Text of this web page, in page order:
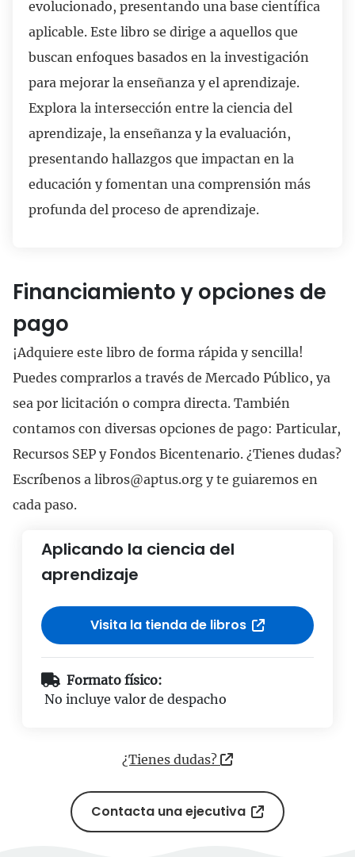
evolucionado, presentando una base científica
aplicable. Este libro se dirige a aquellos que
buscan enfoques basados en la investigación
para mejorar la enseñanza y el aprendizaje.
Explora la intersección entre la ciencia del
aprendizaje, la enseñanza y la evaluación,
presentando hallazgos que impactan en la
educación y fomentan una comprensión más
profunda del proceso de aprendizaje.
Financiamiento y opciones de
pago
¡Adquiere este libro de forma rápida y sencilla!
Puedes comprarlos a través de Mercado Público, ya
sea por licitación o compra directa. También
contamos con diversas opciones de pago: Particular,
Recursos SEP y Fondos Bicentenario. ¿Tienes dudas?
Escríbenos a libros@aptus.org y te guiaremos en
cada paso.
Aplicando la ciencia del
aprendizaje
Visita la tienda de libros
Formato físico:
No incluye valor de despacho
¿Tienes dudas?
Contacta una ejecutiva